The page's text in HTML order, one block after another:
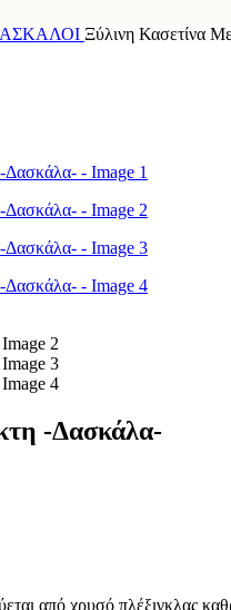
Ξύλινη Κασετίνα
-Δασκάλα-
από χρυσό πλέξιγκλας